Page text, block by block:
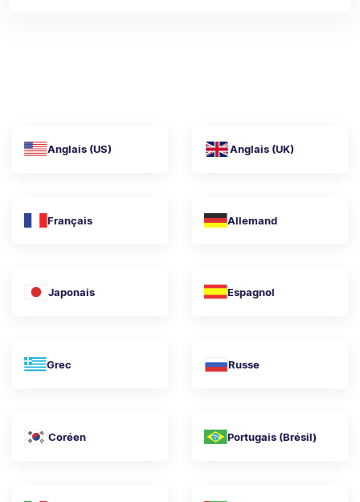
Anglais (US) Anglais (UK)
Français Allemand
Japonais Espagnol
Grec Russe
Coréen Portugais (Brésil)